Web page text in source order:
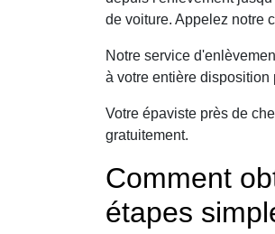
de voiture. Appelez notre
Notre service
à votre entière disposition
Votre épaviste près de
gratuitement.
Comment
étapes